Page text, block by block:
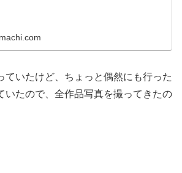
ていたけど、ちょっと偶然にも行った
いたので、全作品写真を撮ってきたの